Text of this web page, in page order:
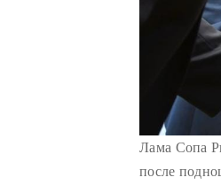
Лама Сопа
после